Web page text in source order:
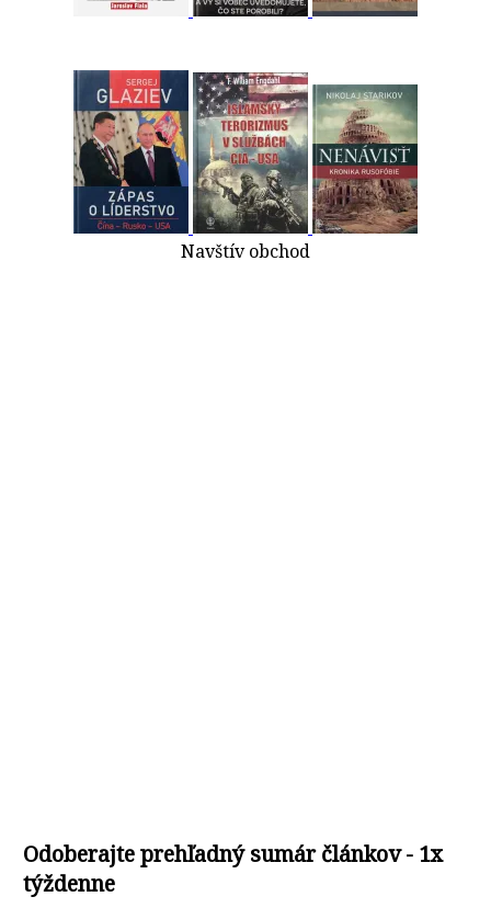
Navštív obchod
Odoberajte prehľadný sumár článkov - 1x
týždenne